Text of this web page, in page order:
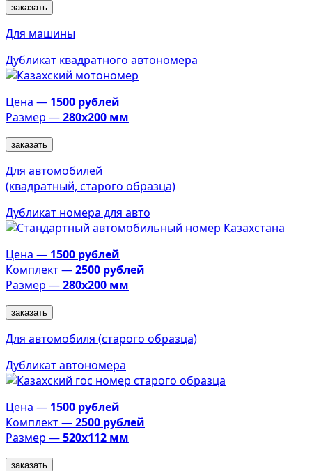
заказать
Для машины
Дубликат квадратного автономера
Цена — 1500 рублей
Размер —280х200 мм
заказать
Для автомобилей
(квадратный, старого образца)
Дубликат номера для авто
Цена — 1500 рублей
Комплект —2500 рублей
Размер —280х200 мм
заказать
Для автомобиля (старого образца)
Дубликат автономера
Цена — 1500 рублей
Комплект —2500 рублей
Размер —520х112 мм
заказать